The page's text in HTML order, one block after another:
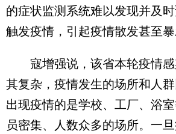
的症状监测系统难以发现并及
触发疫情，引起疫情散发甚至暴
寇增强说，该省本轮疫情感
其复杂，疫情发生的场所和人
出现疫情的是学校、工厂、浴
员密集、人数众多的场所。一